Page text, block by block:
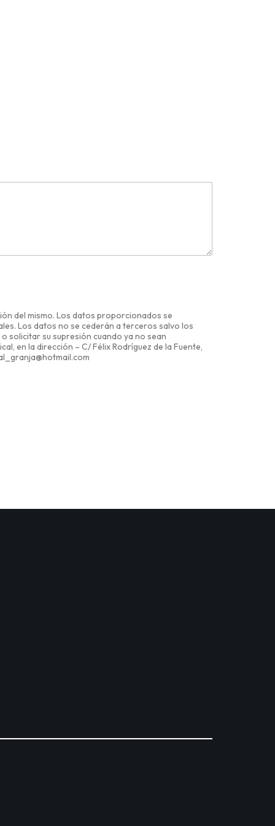
del mismo. Los datos proporcionados se
Los datos no se cederán a terceros salvo los
solicitar su supresión cuando ya no sean
en la dirección – C/ Félix Rodríguez de la Fuente,